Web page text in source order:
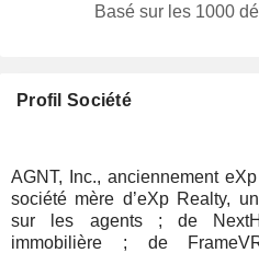
Basé sur les 1000
Profil Société
AGNT, Inc., anciennement
société mère d’eXp Realty,
sur les agents ; de
immobilière ; de